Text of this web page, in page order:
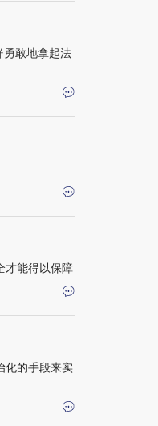
勇敢地拿起法
才能得以保障
化的手段来实